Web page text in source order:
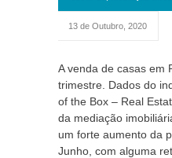
13 de Outubro, 2020
A venda de casas em
trimestre. Dados do
of the Box – Real
da mediação
um forte aumento da
Junho, com alguma